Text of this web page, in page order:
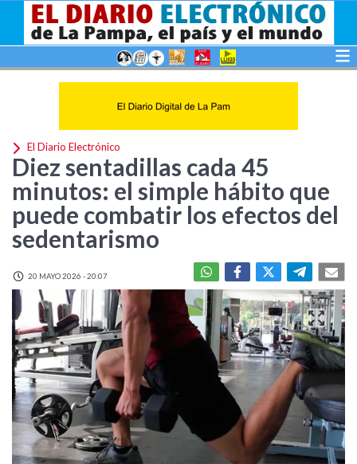
El Diario Electrónico
Diez sentadillas cada 45
minutos: el simple hábito que
puede combatir los efectos del
sedentarismo
20 MAYO 2026 - 20:07